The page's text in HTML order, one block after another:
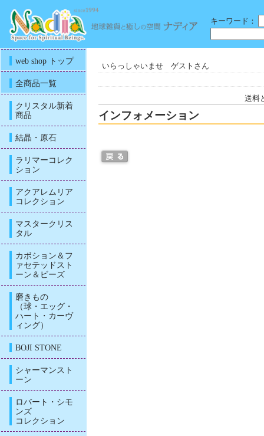
キーワード：
web shop トップ
全商品一覧
クリスタル新着
商品
結晶・原石
ラリマーコレク
ション
アクアレムリア
コレクション
マスタークリス
タル
カボション＆フ
ァセテッドスト
ーン＆ビーズ
磨きもの
（球・エッグ・
ハート・カーヴ
ィング）
BOJI STONE
シャーマンスト
ーン
ロバート・シモ
ンズ
コレクション
いらっしゃいませ ゲストさん
送料
インフォメーション